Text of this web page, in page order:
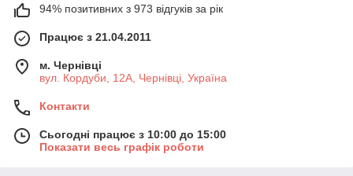
94% позитивних з 973 відгуків за рік
Працює з 21.04.2011
м. Чернівці
вул. Кордуби, 12А, Чернівці, Україна
Контакти
Сьогодні працює з 10:00 до 15:00
Показати весь графік роботи